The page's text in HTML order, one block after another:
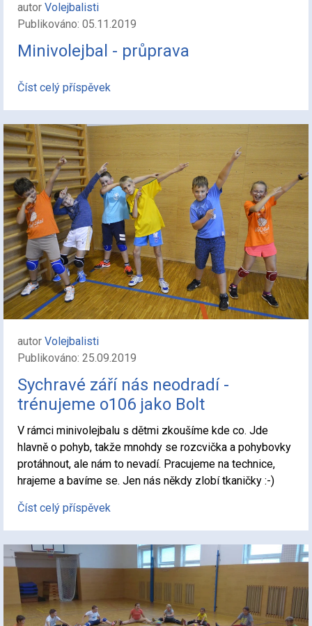
autor Volejbalisti
Publikováno: 05.11.2019
Minivolejbal - průprava
Číst celý příspěvek
autor Volejbalisti
Publikováno: 25.09.2019
Sychravé září nás neodradí -
trénujeme o106 jako Bolt
V rámci minivolejbalu s dětmi zkoušíme kde co. Jde
hlavně o pohyb, takže mnohdy se rozcvička a pohybovky
protáhnout, ale nám to nevadí. Pracujeme na technice,
hrajeme a bavíme se. Jen nás někdy zlobí tkaničky :-)
Číst celý příspěvek